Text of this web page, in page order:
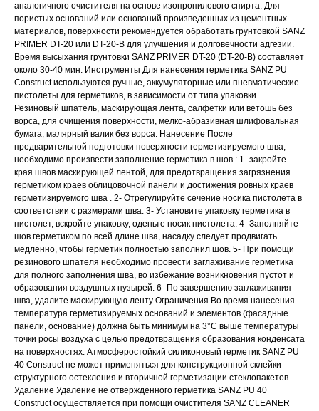
аналогичного очистителя на основе изопропилового спирта. Для
пористых оснований или оснований произведенных из цементных
материалов, поверхности рекомендуется обработать грунтовкой SANZ
PRIMER DT-20 или DT-20-B для улучшения и долговечности адгезии.
Время высыхания грунтовки SANZ PRIMER DT-20 (DT-20-B) составляет
около 30-40 мин. Инструменты Для нанесения герметика SANZ PU
Construct используются ручные, аккумуляторные или пневматические
пистолеты для герметиков, в зависимости от типа упаковки.
Резиновый шпатель, маскирующая лента, салфетки или ветошь без
ворса, для очищения поверхности, мелко-абразивная шлифовальная
бумага, малярный валик без ворса. Нанесение После
предварительной подготовки поверхности герметизируемого шва,
необходимо произвести заполнение герметика в шов : 1- закройте
края швов маскирующей лентой, для предотвращения загрязнения
герметиком краев облицовочной панели и достижения ровных краев
герметизируемого шва . 2- Отрегулируйте сечение носика пистолета в
соответствии с размерами шва. 3- Установите упаковку герметика в
пистолет, вскройте упаковку, оденьте носик пистолета. 4- Заполняйте
шов герметиком по всей длине шва, насадку следует продвигать
медленно, чтобы герметик полностью заполнил шов. 5- При помощи
резинового шпателя необходимо провести заглаживание герметика
для полного заполнения шва, во избежание возникновения пустот и
образования воздушных пузырей. 6- По завершению заглаживания
шва, удалите маскирующую ленту Ограничения Во время нанесения
температура герметизируемых оснований и элементов (фасадные
панели, основание) должна быть минимум на 3°С выше температуры
точки росы воздуха с целью предотвращения образования конденсата
на поверхностях. Атмосферостойкий силиконовый герметик SANZ PU
40 Construct не может применяться для конструкционной склейки
структурного остекления и вторичной герметизации стеклопакетов.
Удаление Удаление не отвержденного герметика SANZ PU 40
Construct осуществляется при помощи очистителя SANZ CLEANER